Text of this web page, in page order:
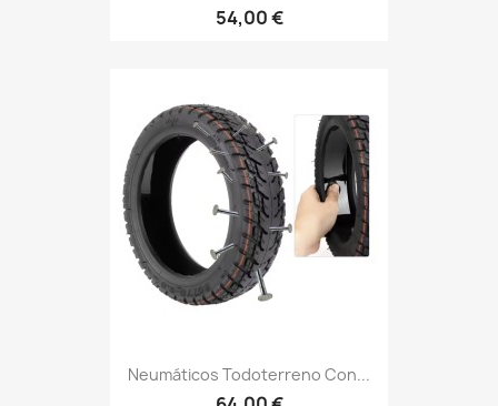
54,00 €
Neumáticos Todoterreno Con...